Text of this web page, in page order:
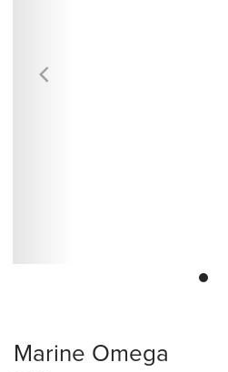
Marine Omega